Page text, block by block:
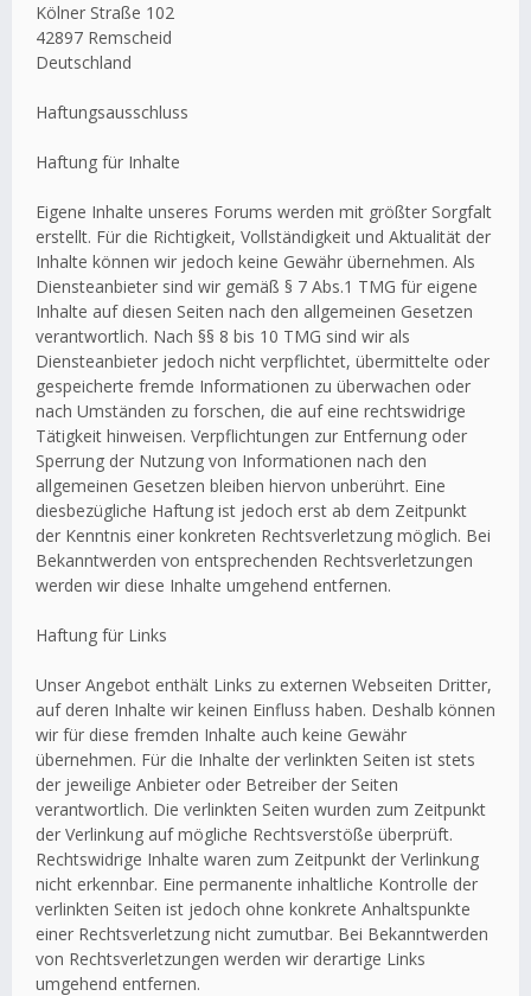
Kölner Straße 102
42897 Remscheid
Deutschland
Haftungsausschluss
Haftung für Inhalte
Eigene Inhalte unseres Forums werden mit größter Sorgfalt
erstellt. Für die Richtigkeit, Vollständigkeit und Aktualität der
Inhalte können wir jedoch keine Gewähr übernehmen. Als
Diensteanbieter sind wir gemäß § 7 Abs.1 TMG für eigene
Inhalte auf diesen Seiten nach den allgemeinen Gesetzen
verantwortlich. Nach §§ 8 bis 10 TMG sind wir als
Diensteanbieter jedoch nicht verpflichtet, übermittelte oder
gespeicherte fremde Informationen zu überwachen oder
nach Umständen zu forschen, die auf eine rechtswidrige
Tätigkeit hinweisen. Verpflichtungen zur Entfernung oder
Sperrung der Nutzung von Informationen nach den
allgemeinen Gesetzen bleiben hiervon unberührt. Eine
diesbezügliche Haftung ist jedoch erst ab dem Zeitpunkt
der Kenntnis einer konkreten Rechtsverletzung möglich. Bei
Bekanntwerden von entsprechenden Rechtsverletzungen
werden wir diese Inhalte umgehend entfernen.
Haftung für Links
Unser Angebot enthält Links zu externen Webseiten Dritter,
auf deren Inhalte wir keinen Einfluss haben. Deshalb können
wir für diese fremden Inhalte auch keine Gewähr
übernehmen. Für die Inhalte der verlinkten Seiten ist stets
der jeweilige Anbieter oder Betreiber der Seiten
verantwortlich. Die verlinkten Seiten wurden zum Zeitpunkt
der Verlinkung auf mögliche Rechtsverstöße überprüft.
Rechtswidrige Inhalte waren zum Zeitpunkt der Verlinkung
nicht erkennbar. Eine permanente inhaltliche Kontrolle der
verlinkten Seiten ist jedoch ohne konkrete Anhaltspunkte
einer Rechtsverletzung nicht zumutbar. Bei Bekanntwerden
von Rechtsverletzungen werden wir derartige Links
umgehend entfernen.